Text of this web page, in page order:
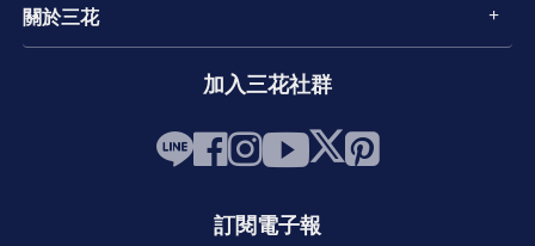
關於三花
加入三花社群
訂閱電子報